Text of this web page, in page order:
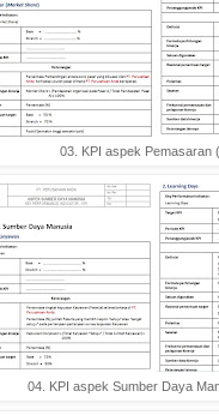
03. KPI aspek Pemasaran
04. KPI aspek Sumber Daya